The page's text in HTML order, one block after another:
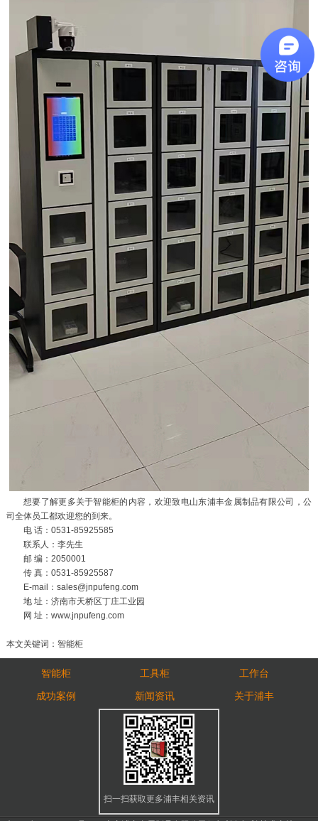
想要了解更多关于智能柜的内容，欢迎致电山东浦丰金属制品有限公司，公
司全体员工都欢迎您的到来。
电 话：0531-85925585
联系人：李先生
邮 编：2050001
传 真：0531-85925587
E-mail：sales@jnpufeng.com
地 址：济南市天桥区丁庄工业园
网 址：www.jnpufeng.com
本文关键词：智能柜
智能柜 工具柜
工作台
成功案例
新闻资讯 关于浦丰
扫一扫获取更多浦丰相关资讯